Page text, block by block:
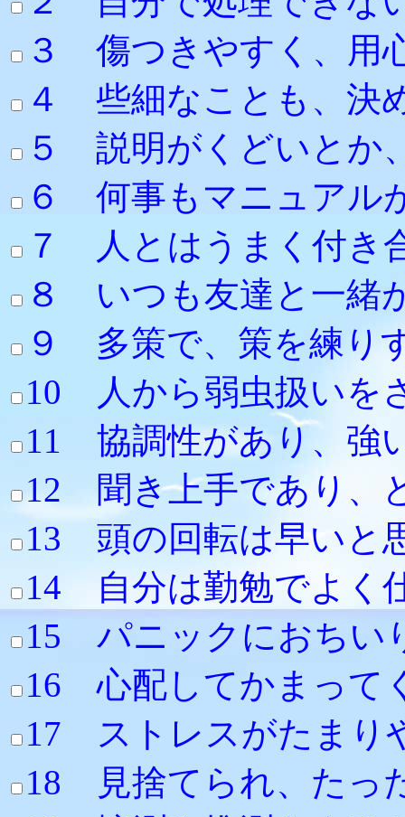
３ 傷つきやすく、用
４ 些細なことも、決
５ 説明がくど
６ 何事もマニュアル
７ 人とはうまく付
８ いつも友達と
９ 多策で、策を練
10 人から弱虫扱いを
11 協調性が
12 聞き上手であり
13 頭の回転は早いと
14 自分は勤勉
15 パニックに
16 心配してかまって
17 ストレスがたまり
18 見捨てられ、たっ